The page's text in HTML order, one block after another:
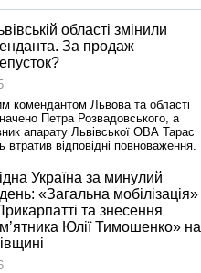
області змінили
За продаж
комендантом Львова та області
Петра Розвадовського, а
апарату Львівської ОВА Тарас
втратив відповідні повноваження.
Україна за минулий
«Загальна мобілізація»
та знесення
Юлії Тимошенко» на